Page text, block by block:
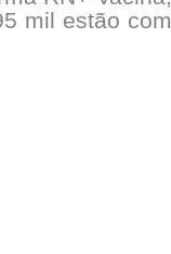
mil estão com